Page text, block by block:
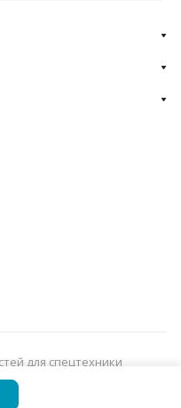
для спецтехники